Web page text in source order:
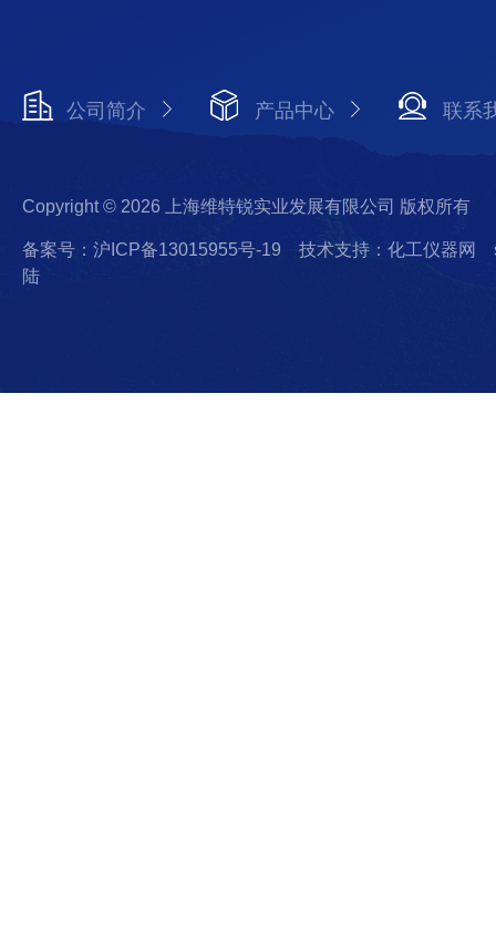
公司简介 产品中心 联系
Copyright © 2026 上海维特锐实业发展有限公司 版权所有
备案号：沪ICP备13015955号-19 技术支持：化工仪器网
陆